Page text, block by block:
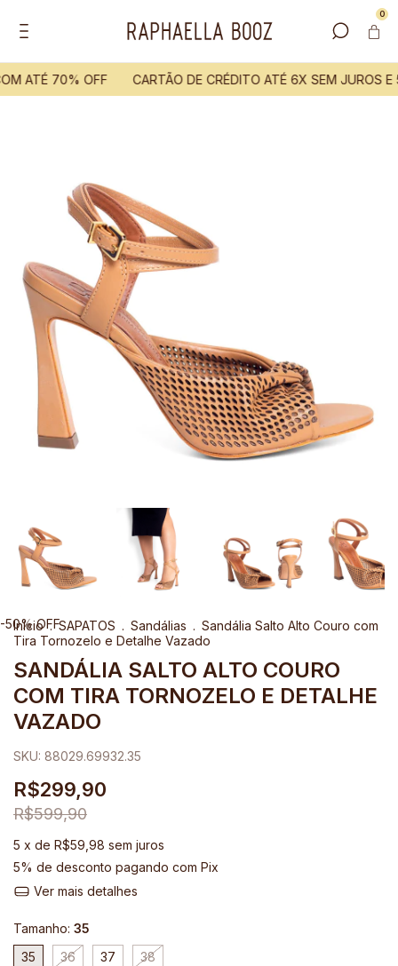
0
ATÉ 70% OFF CARTÃO DE CRÉDITO ATÉ 6X SEM JUROS E
Início . SAPATOS . Sandálias . Sandália Salto Alto Couro com
Tira Tornozelo e Detalhe Vazado
SANDÁLIA SALTO ALTO COURO
COM TIRA TORNOZELO E DETALHE
VAZADO
SKU: 88029.69932.35
R$299,90
-50%OFF
R$599,90
5 x de R$59,98 sem juros
5% de desconto pagando com Pix
Ver mais detalhes
Tamanho: 35
35
36 37 38